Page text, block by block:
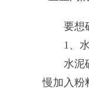
要想确
1、水
水泥砂
慢加入粉